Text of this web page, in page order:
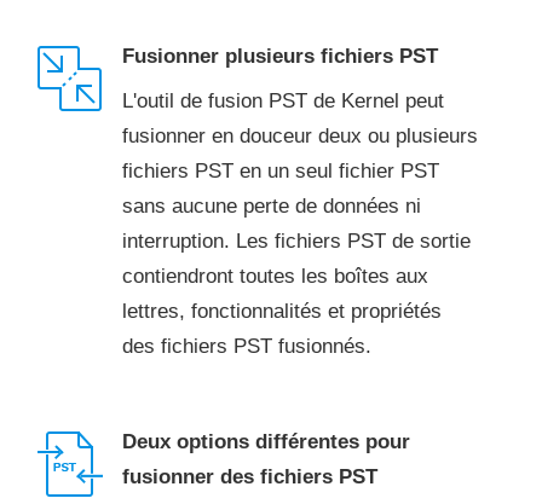
Fusionner plusieurs fichiers PST
L'outil de fusion PST de Kernel peut
fusionner en douceur deux ou plusieurs
fichiers PST en un seul fichier PST
sans aucune perte de données ni
interruption. Les fichiers PST de sortie
contiendront toutes les boîtes aux
lettres, fonctionnalités et propriétés
des fichiers PST fusionnés.
Deux options différentes pour
fusionner des fichiers PST